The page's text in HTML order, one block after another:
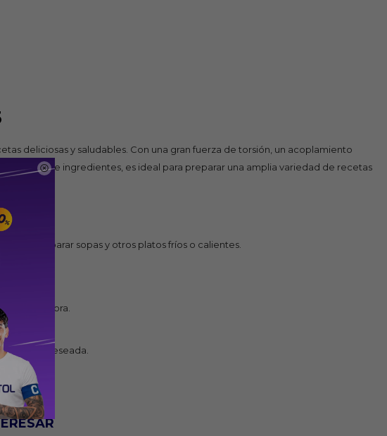

deliciosas y saludables. Con una gran fuerza de torsión, un acoplamiento
de ingredientes, es ideal para preparar una amplia variedad de recetas
para preparar sopas y otros platos fríos o calientes.
la batidora.
deseada.